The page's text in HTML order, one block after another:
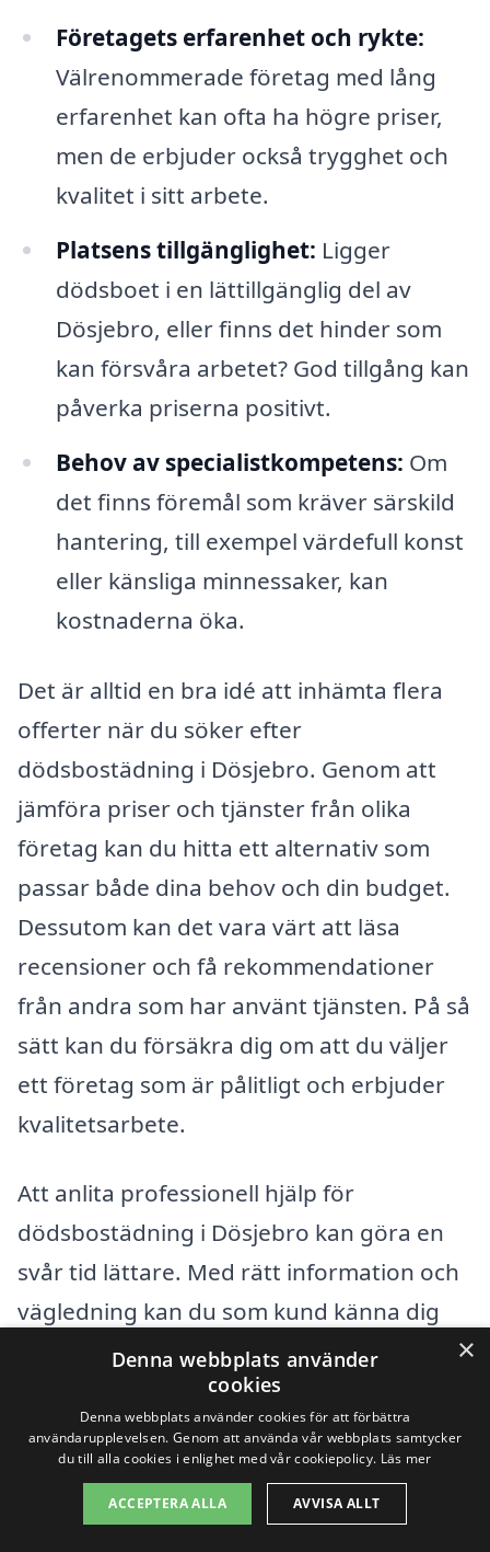
Företagets erfarenhet och rykte:
Välrenommerade företag med lång
erfarenhet kan ofta ha högre priser,
men de erbjuder också trygghet och
kvalitet i sitt arbete.
Platsens tillgänglighet: Ligger
dödsboet i en lättillgänglig del av
Dösjebro, eller finns det hinder som
kan försvåra arbetet? God tillgång kan
påverka priserna positivt.
Behov av specialistkompetens: Om
det finns föremål som kräver särskild
hantering, till exempel värdefull konst
eller känsliga minnessaker, kan
kostnaderna öka.
Det är alltid en bra idé att inhämta flera
offerter när du söker efter
dödsbostädning i Dösjebro. Genom att
jämföra priser och tjänster från olika
företag kan du hitta ett alternativ som
passar både dina behov och din budget.
Dessutom kan det vara värt att läsa
recensioner och få rekommendationer
från andra som har använt tjänsten. På så
sätt kan du försäkra dig om att du väljer
ett företag som är pålitligt och erbjuder
kvalitetsarbete.
Att anlita professionell hjälp för
dödsbostädning i Dösjebro kan göra en
svår tid lättare. Med rätt information och
vägledning kan du som kund känna dig
trygg i ditt val av tjänst och få den stöd
och hjälp som behövs under denna
övergångsperiod.
Få 3 erbjudanden, gratis och utan
×
Denna webbplats använder
cookies
Denna webbplats använder cookies för att förbättra
användarupplevelsen. Genom att använda vår webbplats samtycker
du till alla cookies i enlighet med vår cookiepolicy. Läs mer
ACCEPTERA ALLA AVVISA ALLT